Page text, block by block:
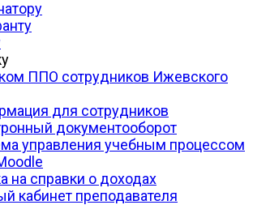
ППО сотрудников Ижевского
для сотрудников
документооборот
управления учебным процессом
на справки о доходах
кабинет преподавателя